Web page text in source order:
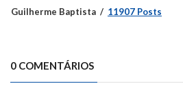
Guilherme Baptista 11907 Posts
0 COMENTÁRIOS